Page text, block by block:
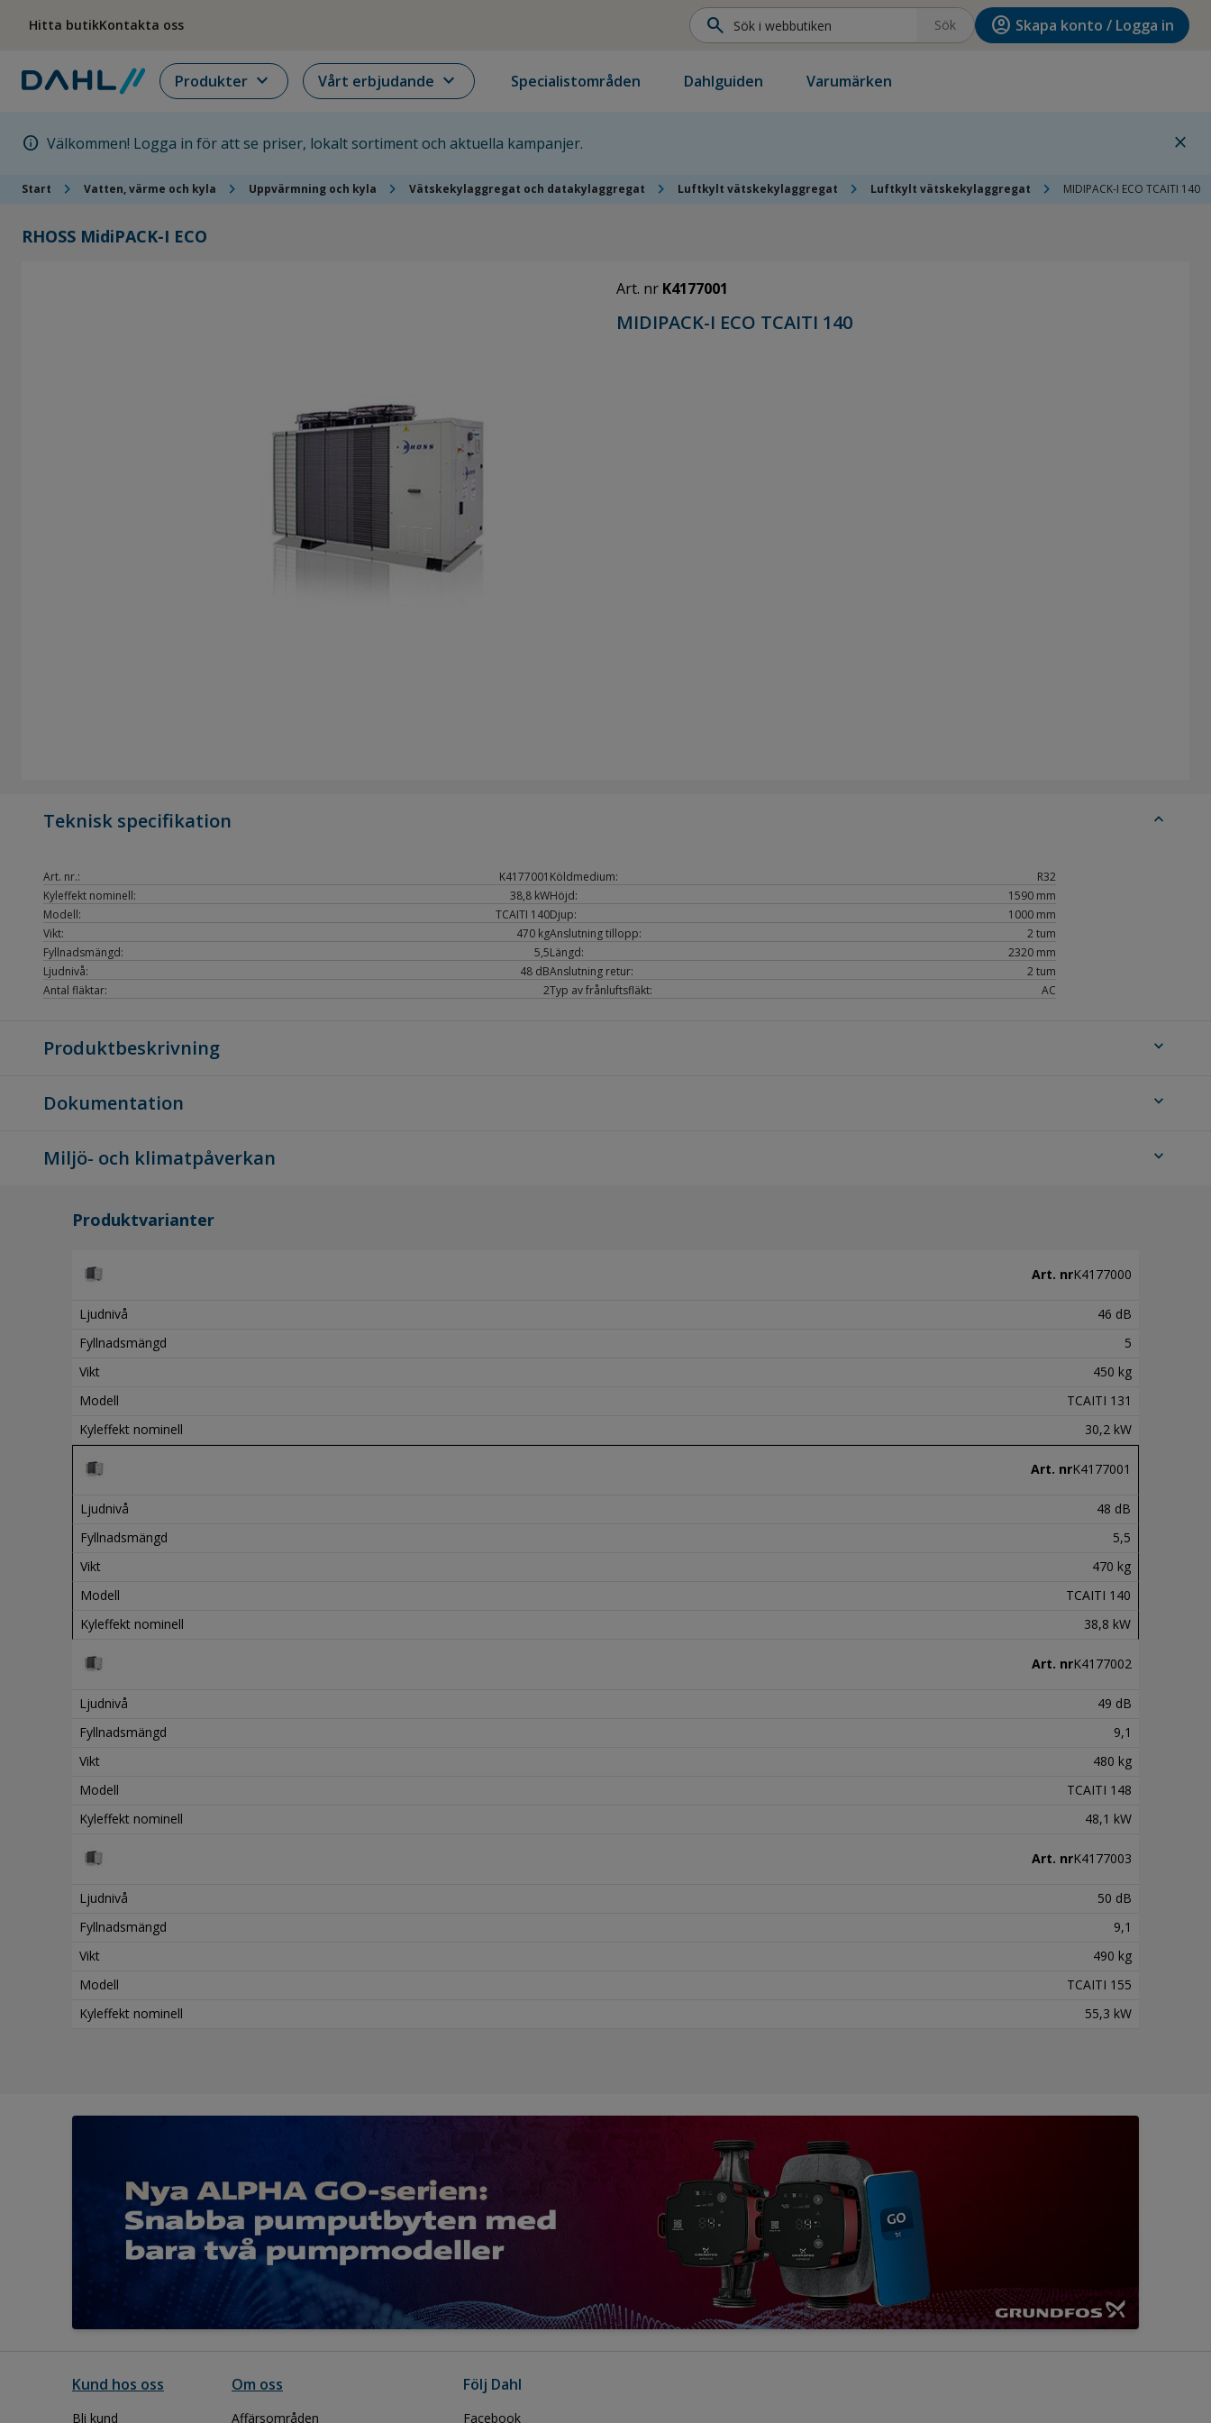
Hitta butikKontakta oss search Sök account_circle Skapa konto / Logga in
Produkter expand_more Vårt erbjudande expand_more Specialistområden Dahlguiden Varumärken
info Välkommen! Logga in för att se priser, lokalt sortiment och aktuella kampanjer. close
Start chevron_right Vatten, värme och kyla chevron_right Uppvärmning och kyla chevron_right Vätskekylaggregat och datakylaggregat chevron_right Luftkylt vätskekylaggregat chevron_right Luftkylt vätskekylaggregat chevron_right MIDIPACK-I ECO TCAITI 140
RHOSS MidiPACK-I ECO
Art. nr K4177001
MIDIPACK-I ECO TCAITI 140
Teknisk specifikation expand_less
Art. nr.:
K4177001
Kyleffekt nominell:
38,8 kW
Modell:
TCAITI 140
Vikt:
470 kg
Fyllnadsmängd:
5,5
Ljudnivå:
48 dB
Antal fläktar:
2
Köldmedium:
R32
Höjd:
1590 mm
Djup:
1000 mm
Anslutning tillopp:
2 tum
Längd:
2320 mm
Anslutning retur:
2 tum
Typ av frånluftsfläkt:
AC
Produktbeskrivning expand_more
Dokumentation expand_more
Miljö- och klimatpåverkan expand_more
Produktvarianter
Art. nrK4177000
Ljudnivå
46 dB
Fyllnadsmängd
5
Vikt
450 kg
Modell
TCAITI 131
Kyleffekt nominell
30,2 kW
Art. nrK4177001
Ljudnivå
48 dB
Fyllnadsmängd
5,5
Vikt
470 kg
Modell
TCAITI 140
Kyleffekt nominell
38,8 kW
Art. nrK4177002
Ljudnivå
49 dB
Fyllnadsmängd
9,1
Vikt
480 kg
Modell
TCAITI 148
Kyleffekt nominell
48,1 kW
Art. nrK4177003
Ljudnivå
50 dB
Fyllnadsmängd
9,1
Vikt
490 kg
Modell
TCAITI 155
Kyleffekt nominell
55,3 kW
Kund hos oss
Bli kund
Om oss
Affärsområden
Följ Dahl
Facebook